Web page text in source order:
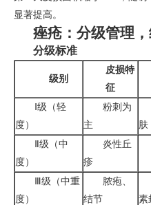
显著提高。
痤疮：分级管理
分级标准
级别
皮损特
征
Ⅰ级（轻
度）
粉刺为
主
肤
Ⅱ级（中
度）
炎性丘
疹
Ⅲ级（中重
度）
脓疱、
结节
素